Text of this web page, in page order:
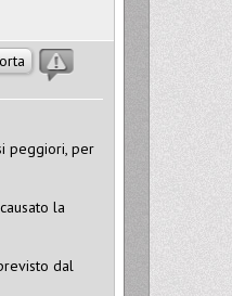
peggiori, per
la
dal